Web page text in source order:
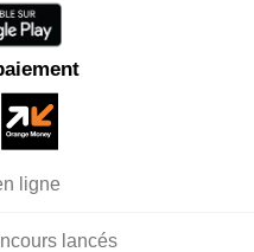
ligne
lancés